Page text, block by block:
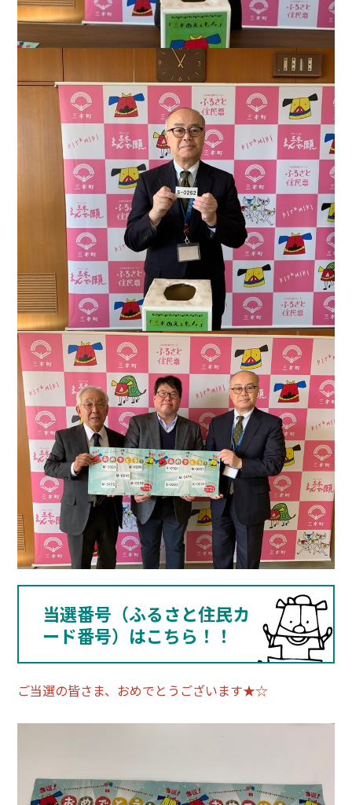
当選番号（ふるさと住民カ
ード番号）はこちら！！
ご当選の皆さま、おめでとうございます★☆